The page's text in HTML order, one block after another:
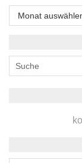
Archiv